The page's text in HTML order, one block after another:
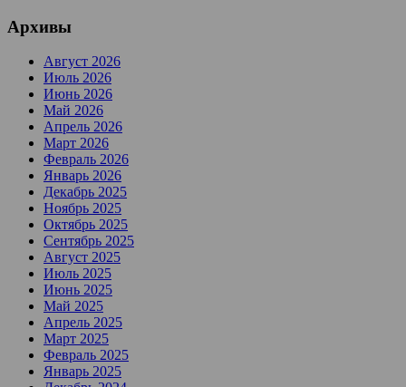
Архивы
Август 2026
Июль 2026
Июнь 2026
Май 2026
Апрель 2026
Март 2026
Февраль 2026
Январь 2026
Декабрь 2025
Ноябрь 2025
Октябрь 2025
Сентябрь 2025
Август 2025
Июль 2025
Июнь 2025
Май 2025
Апрель 2025
Март 2025
Февраль 2025
Январь 2025